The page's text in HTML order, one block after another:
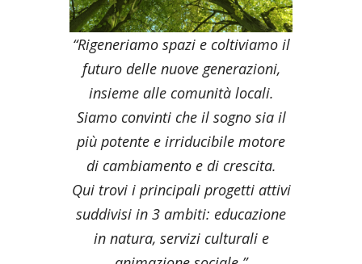
“Rigeneriamo spazi e coltiviamo il
futuro delle nuove generazioni,
insieme alle comunità locali.
Siamo convinti che il sogno sia il
più potente e irriducibile motore
di cambiamento e di crescita.
Qui trovi i principali progetti attivi
suddivisi in 3 ambiti: educazione
in natura, servizi culturali e